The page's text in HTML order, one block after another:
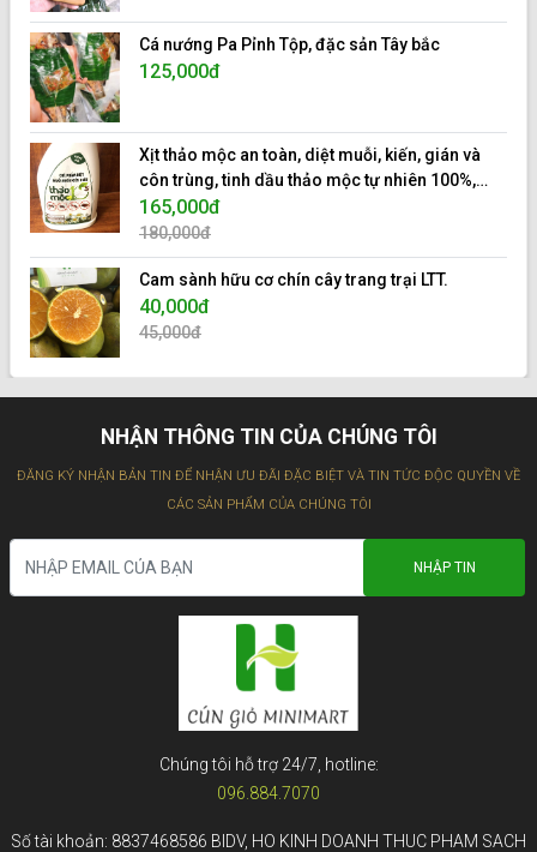
Cá nướng Pa Pỉnh Tộp, đặc sản Tây bắc
125,000đ
Xịt thảo mộc an toàn, diệt muỗi, kiến, gián và
côn trùng, tinh dầu thảo mộc tự nhiên 100%,
hiệu 10s.
165,000đ
180,000đ
Cam sành hữu cơ chín cây trang trại LTT.
40,000đ
45,000đ
NHẬN THÔNG TIN CỦA CHÚNG TÔI
ĐĂNG KÝ NHẬN BẢN TIN ĐỂ NHẬN ƯU ĐÃI ĐẶC BIỆT VÀ TIN TỨC ĐỘC QUYỀN VỀ
CÁC SẢN PHẨM CỦA CHÚNG TÔI
Chúng tôi hỗ trợ 24/7, hotline:
096.884.7070
Số tài khoản: 8837468586 BIDV, HO KINH DOANH THUC PHAM SACH